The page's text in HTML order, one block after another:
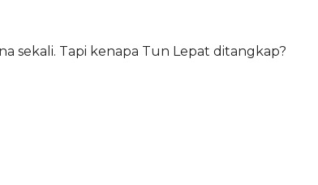
sekali. Tapi kenapa Tun Lepat ditangkap?